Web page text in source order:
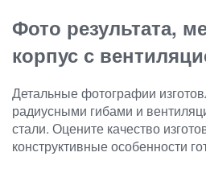
Фото результата,
корпус с
Детальные фотографии
радиусными гибами и
стали. Оцените качество
конструктивные особенности